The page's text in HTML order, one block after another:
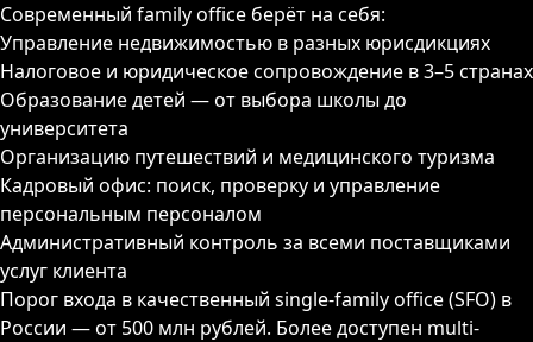
Современный family office берёт на себя:
Управление недвижимостью в разных юрисдикциях
Налоговое и юридическое сопровождение в 3–5 странах
Образование детей — от выбора школы до
университета
Организацию путешествий и медицинского туризма
Кадровый офис: поиск, проверку и управление
персональным персоналом
Административный контроль за всеми поставщиками
услуг клиента
Порог входа в качественный single-family office (SFO) в
России — от 500 млн рублей. Более доступен multi-